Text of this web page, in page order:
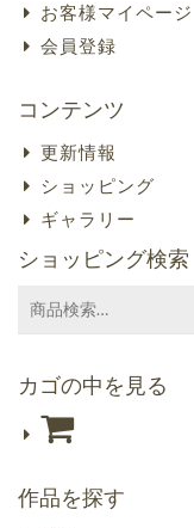
お客様マイページ
会員登録
コンテンツ
更新情報
ショッピング
ギャラリー
ショッピング検索
Search
カゴの中を見る
作品を探す